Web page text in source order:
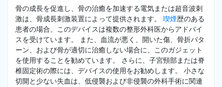
骨の成長を促進し、骨の治癒を加速する電気または超音波刺
激は、骨成長刺激装置によって提供されます。 喫煙歴のある
患者の場合、このデバイスは複数の整形外科医からアドバイ
スを受けています。 また、血流が悪く、開いた傷、骨折パタ
ーン、および骨が適切に治癒しない場合に、このガジェット
を使用することを勧めています。 さらに、子宮頸部または脊
椎固定術の際には、デバイスの使用をお勧めします。 小さな
切開と少ない失血は、低侵襲および非侵襲の外科手術に関連